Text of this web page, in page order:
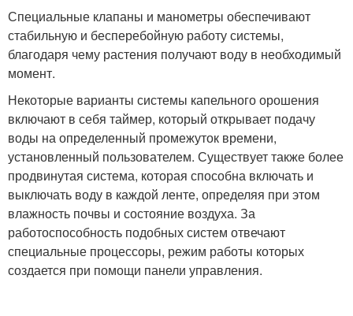
Специальные клапаны и манометры обеспечивают
стабильную и бесперебойную работу системы,
благодаря чему растения получают воду в необходимый
момент.
Некоторые варианты системы капельного орошения
включают в себя таймер, который открывает подачу
воды на определенный промежуток времени,
установленный пользователем. Существует также более
продвинутая система, которая способна включать и
выключать воду в каждой ленте, определяя при этом
влажность почвы и состояние воздуха. За
работоспособность подобных систем отвечают
специальные процессоры, режим работы которых
создается при помощи панели управления.